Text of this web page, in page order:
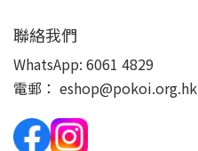
聯絡我們
WhatsApp: 6061 4829
電郵： eshop@pokoi.org.hk